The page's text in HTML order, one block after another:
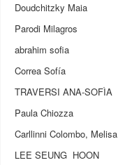
Doudchitzky Maia
Parodi Milagros
abrahim sofia
Correa Sofía
TRAVERSI ANA-SOFÌA
Paula Chiozza
Carllinni Colombo, Melisa
LEE SEUNG HOON